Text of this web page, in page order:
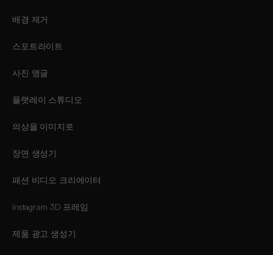
배경 제거
스포트라이트
사진 앵글
플랫레이 스튜디오
의상을 이미지로
장면 생성기
패션 비디오 크리에이터
Instagram 3D 프레임
제품 광고 생성기